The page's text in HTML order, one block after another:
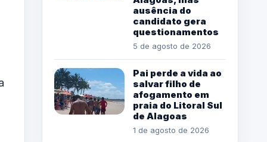
ausência do
candidato gera
questionamentos
5 de agosto de 2026
Pai perde a vida ao
salvar filho de
afogamento em
praia do Litoral Sul
de Alagoas
1 de agosto de 2026